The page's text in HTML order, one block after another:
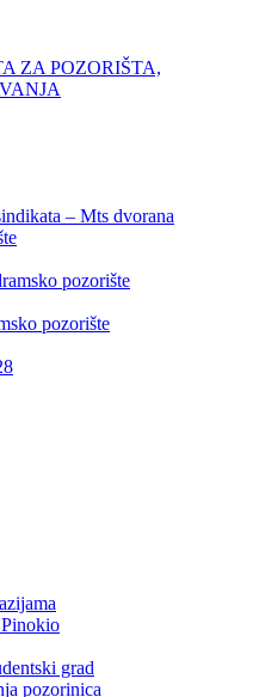
– Mts dvorana
pozorište
pozorište
grad
pozorinica